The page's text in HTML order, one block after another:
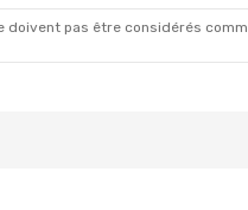
pas être considérés